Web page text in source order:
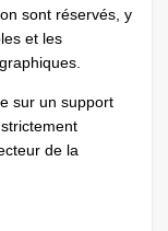
sont réservés, y
et les
sur un support
de la